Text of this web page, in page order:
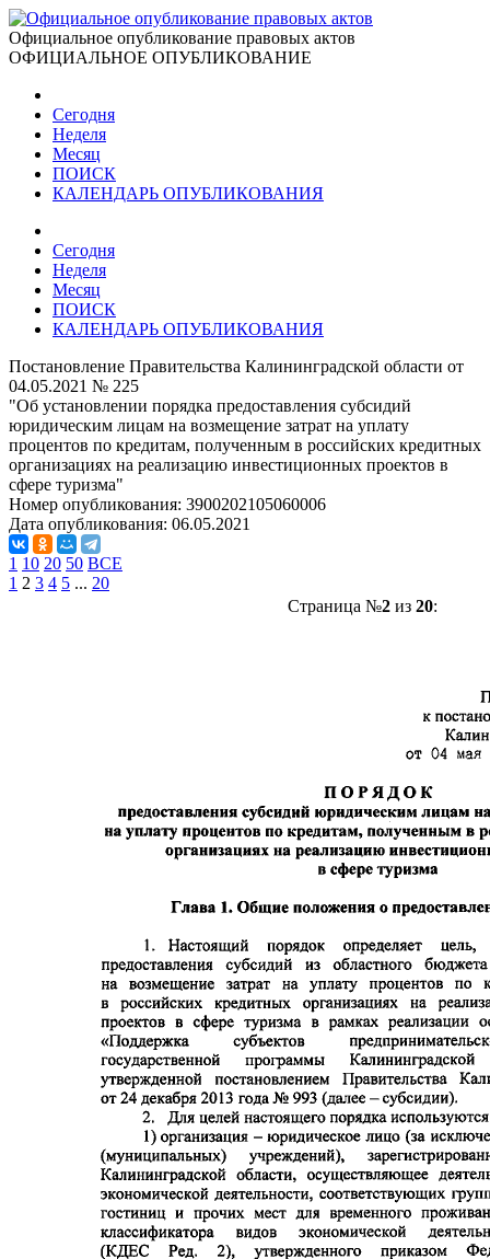
Официальное опубликование правовых актов
ОФИЦИАЛЬНОЕ ОПУБЛИКОВАНИЕ
Сегодня
Неделя
Месяц
ПОИСК
КАЛЕНДАРЬ ОПУБЛИКОВАНИЯ
Сегодня
Неделя
Месяц
ПОИСК
КАЛЕНДАРЬ ОПУБЛИКОВАНИЯ
Постановление Правительства Калининградской области от
04.05.2021 № 225
"Об установлении порядка предоставления субсидий
юридическим лицам на возмещение затрат на уплату
процентов по кредитам, полученным в российских кредитных
организациях на реализацию инвестиционных проектов в
сфере туризма"
Номер опубликования: 3900202105060006
Дата опубликования: 06.05.2021
1 10 20 50 ВСЕ
1 2 3 4 5 ... 20
Страница №2из 20: